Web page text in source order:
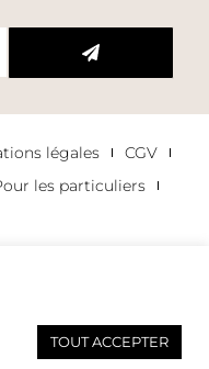
légales
CGV
les particuliers
TOUT ACCEPTER